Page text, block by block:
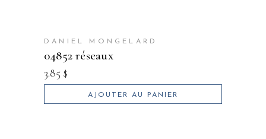
DANIEL MONGELARD
04852 réseaux
3.85 $
AJOUTER AU PANIER